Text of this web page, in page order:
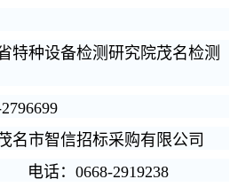
特种设备检测研究院茂名检测
2796699
名市智信招标采购有限公司
电话：0668-2919238